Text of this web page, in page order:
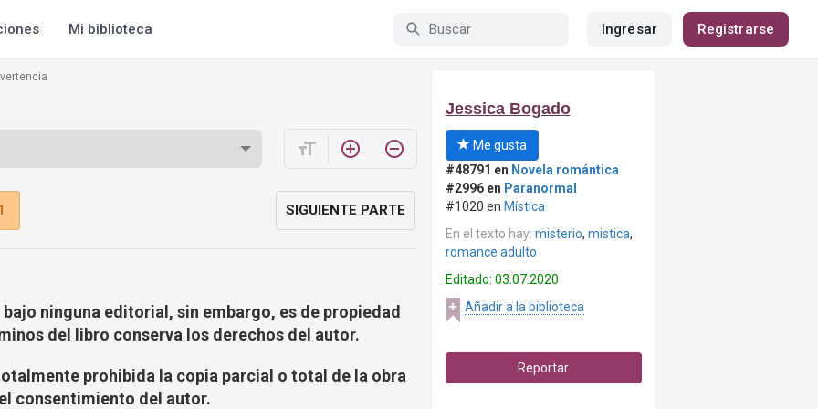
Mi biblioteca Ingresar Registrarse
format_size add_circle_outline remove_circle_outline
SIGUIENTE PARTE
ninguna editorial, sin embargo, es de propiedad
del libro conserva los derechos del autor.
prohibida la copia parcial o total de la obra
consentimiento del autor.
Jessica Bogado
Me gusta
#48791 en Novela romántica
#2996 en Paranormal
#1020 en Mística
En el texto hay: misterio, mistica,
romance adulto
Editado: 03.07.2020
Añadir a la biblioteca
Reportar